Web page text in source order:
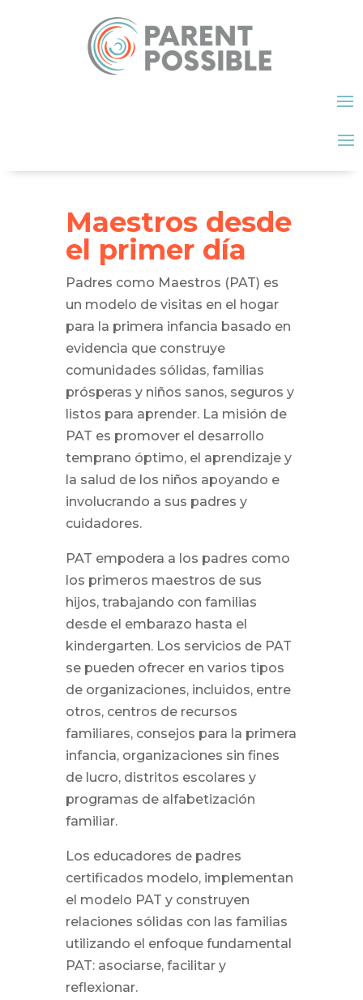
Maestros desde
el primer día
Padres como Maestros (PAT) es
un modelo de visitas en el hogar
para la primera infancia basado en
evidencia que construye
comunidades sólidas, familias
prósperas y niños sanos, seguros y
listos para aprender. La misión de
PAT es promover el desarrollo
temprano óptimo, el aprendizaje y
la salud de los niños apoyando e
involucrando a sus padres y
cuidadores.
PAT empodera a los padres como
los primeros maestros de sus
hijos, trabajando con familias
desde el embarazo hasta el
kindergarten. Los servicios de PAT
se pueden ofrecer en varios tipos
de organizaciones, incluidos, entre
otros, centros de recursos
familiares, consejos para la primera
infancia, organizaciones sin fines
de lucro, distritos escolares y
programas de alfabetización
familiar.
Los educadores de padres
certificados modelo, implementan
el modelo PAT y construyen
relaciones sólidas con las familias
utilizando el enfoque fundamental
PAT: asociarse, facilitar y
reflexionar.